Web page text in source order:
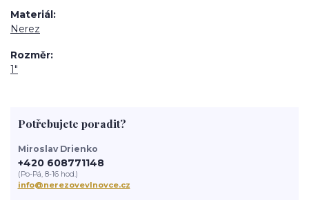
Materiál
Nerez
Rozměr
1"
Potřebujete poradit?
Miroslav Drienko
+420 608771148
(Po-Pá, 8-16 hod.)
info@nerezovevlnovce.cz